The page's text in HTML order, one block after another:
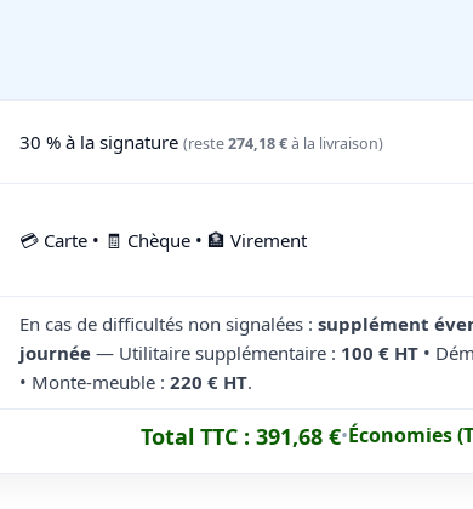
30 % à la signature (reste274,18 €à la livraison)
💳 Carte • 🧾 Chèque • 🏦 Virement
En cas de difficultés non signalées : supplément
journée — Utilitaire supplémentaire : 100 € HT •
• Monte-meuble : 220 € HT.
Total TTC : 391,68 €•Économies